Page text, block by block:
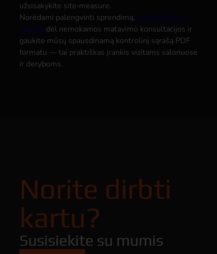
užsisakykite site‑measure.
Norėdami palengvinti sprendimą, susisiekite su
Furnity dėl nemokamos matavimo konsultacijos ir
gaukite mūsų spausdinamą kontrolinį sąrašą PDF
formatu — tai praktiškas įrankis vizitams salonuose
ir deryboms.
Norite dirbti
kartu?
Susisiekite su mumis